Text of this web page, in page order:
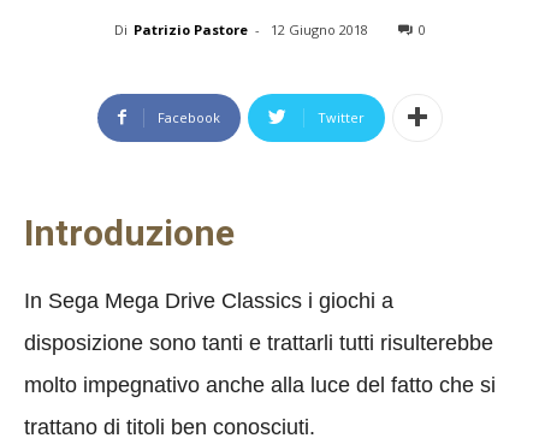
Di Patrizio Pastore - 12 Giugno 2018 0
Facebook Twitter
Introduzione
In Sega Mega Drive Classics i giochi a
disposizione sono tanti e trattarli tutti risulterebbe
molto impegnativo anche alla luce del fatto che si
trattano di titoli ben conosciuti.